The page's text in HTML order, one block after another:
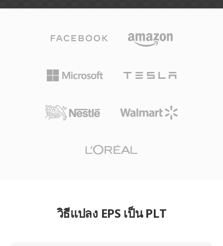
วิธีแปลง EPS เป็น PLT